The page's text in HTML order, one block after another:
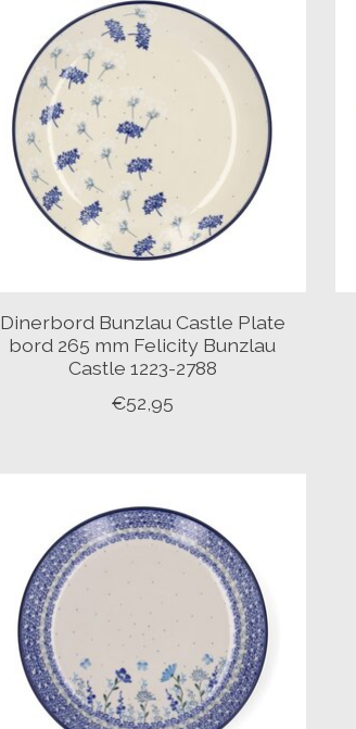
Dinerbord Bunzlau Castle Plate
bord 265 mm Felicity Bunzlau
Castle 1223-2788
€52,95